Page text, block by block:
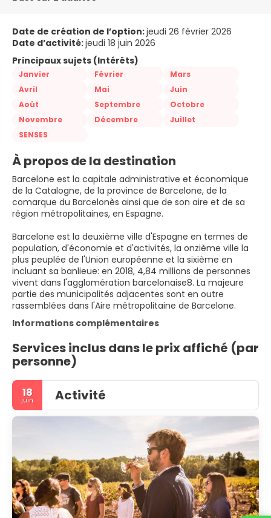
Date de création de l’option:jeudi 26 février 2026
Date d’activité:jeudi 18 juin 2026
Principaux sujets (Intérêts)
Janvier Février
Mars
Avril
Mai
Juin
Août
Septembre
Octobre
Novembre
Décembre
Juillet
SENSES
À propos de la destination
Barcelone est la capitale administrative et économique
de la Catalogne, de la province de Barcelone, de la
comarque du Barcelonès ainsi que de son aire et de sa
région métropolitaines, en Espagne.
Barcelone est la deuxième ville d'Espagne en termes de
population, d'économie et d'activités, la onzième ville la
plus peuplée de l'Union européenne et la sixième en
incluant sa banlieue: en 2018, 4,84 millions de personnes
vivent dans l'agglomération barcelonaise8. La majeure
partie des municipalités adjacentes sont en outre
rassemblées dans l'Aire métropolitaine de Barcelone.
Informations complémentaires
Services inclus dans le prix affiché (par
personne)
18
juin Activité